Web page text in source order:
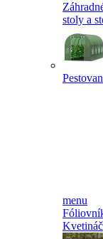
stoly a
menu